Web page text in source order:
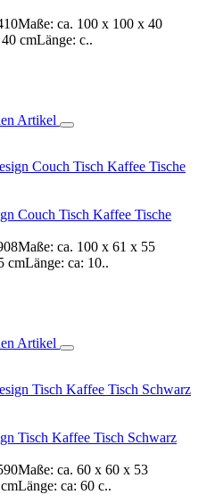
ca. 100 x 100 x 40
cmLänge: c..
Artikel
Couch Tisch Kaffee Tische
ca. 100 x 61 x 55
cmLänge: ca: 10..
Artikel
Tisch Kaffee Tisch Schwarz
ca. 60 x 60 x 53
ca: 60 c..